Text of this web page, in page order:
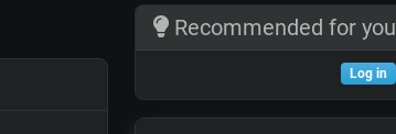
Recommended for you
Log in